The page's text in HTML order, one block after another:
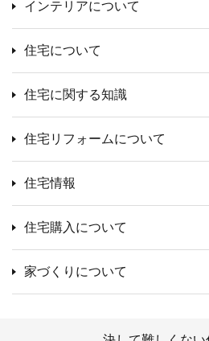
インテリアについて
住宅について
住宅に関する知識
住宅リフォームについて
住宅情報
住宅購入について
家づくりについて